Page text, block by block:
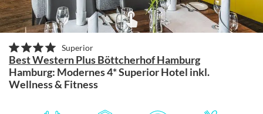
Superior
Best Western Plus Böttcherhof Hamburg
Hamburg: Modernes 4* Superior Hotel inkl.
Wellness & Fitness